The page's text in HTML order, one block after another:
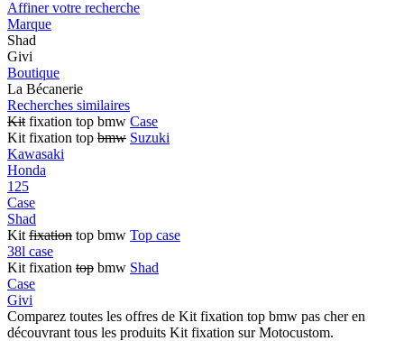
Affiner votre recherche
Marque
Shad
Givi
Boutique
La Bécanerie
Recherches similaires
Kit fixation top bmw Case
Kit fixation top bmw Suzuki
Kawasaki
Honda
125
Case
Shad
Kit fixation top bmw Top case
38l case
Kit fixation top bmw Shad
Case
Givi
Comparez toutes les offres de Kit fixation top bmw pas cher en
découvrant tous les produits Kit fixation sur Motocustom.